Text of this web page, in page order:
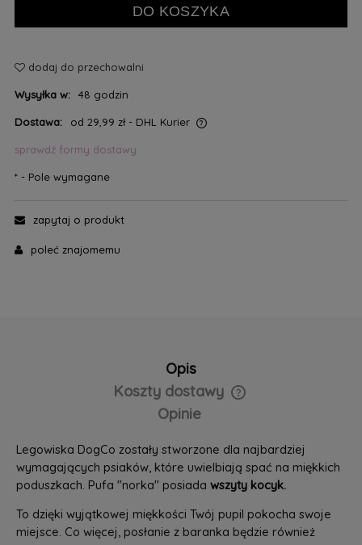
DO KOSZYKA
dodaj do przechowalni
Wysyłka w: 48 godzin
Dostawa: od 29,99 zł - DHL Kurier
sprawdź formy dostawy
*- Pole wymagane
zapytaj o produkt
poleć znajomemu
Opis
Koszty dostawy
Opinie
Legowiska DogCo zostały stworzone dla najbardziej
wymagających psiaków, które uwielbiają spać na miękkich
poduszkach. Pufa "norka" posiada wszyty kocyk.
To dzięki wyjątkowej miękkości Twój pupil pokocha swoje
miejsce. Co więcej, posłanie z baranka będzie również